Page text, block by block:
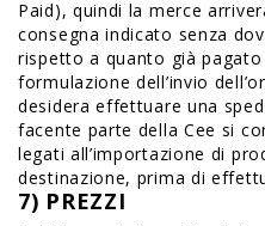
Paid), quindi la merce
consegna indicato senza
rispetto a quanto già
formulazione dell’invio
desidera effettuare una
facente parte della Cee si
legati all’importazione di
destinazione, prima di
7) PREZZI